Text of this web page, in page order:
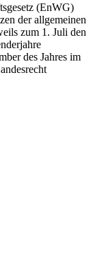
(EnWG)
der allgemeinen
zum 1. Juli den
des Jahres im